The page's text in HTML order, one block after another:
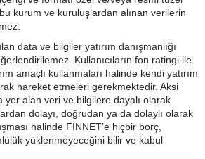
kurum ve kuruluşlardan alınan verilerin
data ve bilgiler yatırım danışmanlığı
Kullanıcıların fon ratingi ile
amaçlı kullanmaları halinde kendi yatırım
hareket etmeleri gerekmektedir. Aksi
yer alan veri ve bilgilere dayalı olarak
dolayı, doğrudan ya da dolaylı olarak
halinde FİNNET’e hiçbir borç,
yüklenmeyeceğini bilir ve kabul